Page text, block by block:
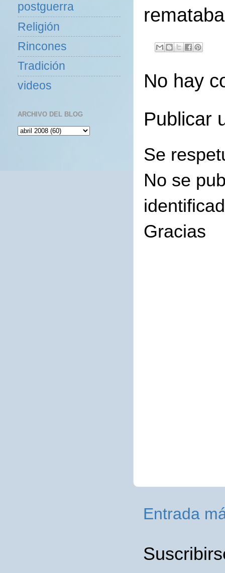
No hay
Publicar
Se
No se
Gracias
Entrada
postguerra
Religión
Rincones
Tradición
videos
ARCHIVO DEL BLOG